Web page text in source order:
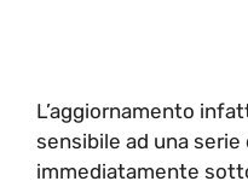
L’aggiornamento
sensibile ad una
immediatamente